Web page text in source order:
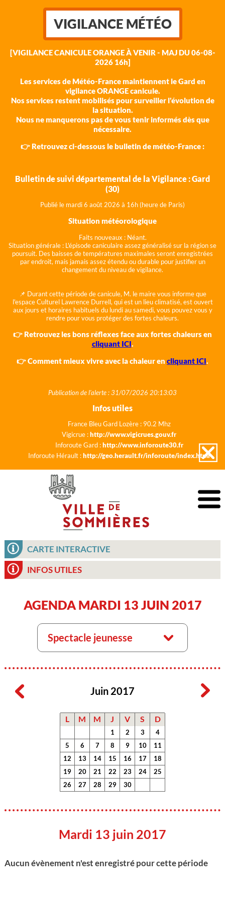
VIGILANCE MÉTÉO
[VIGILANCE CANICULE ORANGE À VENIR - MAJ DU 06-08-
2026 16h]
Les services de Météo-France maintiennent le Gard en
vigilance ORANGE canicule.
Nos services restent mobilisés pour surveiller l'évolution de
la situation.
Nous ne manquerons pas de vous tenir informés dès que
nécessaire.
👉 Retrouvez ci-dessous le bulletin de météo-France :
Bulletin de suivi départemental de la Vigilance : Gard
(30)
Publié le mardi 6 août 2026 à 16h (heure de Paris)
Situation météorologique
Faits nouveaux : Néant.
Situation générale : L'épisode caniculaire assez généralisé sur la région se
poursuit. Des baisses de températures maximales seront enregistrées
par endroit, mais jamais assez étendu ou durable pour justifier un
changement du niveau de vigilance.
📌 Durant cette période de canicule, M. le maire vous informe que
l'espace Culturel Lawrence Durrell, qui est un lieu climatisé, est ouvert
aux jours et horaires habituels du lundi au samedi, vous pouvez vous y
rendre pour vous protéger des fortes chaleurs.
👉 Retrouvez les bons réflexes face aux fortes chaleurs en
cliquant ICI.
👉 Comment mieux vivre avec la chaleur en cliquant ICI.
Publication de l'alerte : 31/07/2026 20:13:03
Infos utiles
France Bleu Gard Lozère : 90.2 Mhz
Vigicrue :http://www.vigicrues.gouv.fr
Inforoute Gard :http://www.inforoute30.fr
Inforoute Hérault :http://geo.herault.fr/inforoute/index.html
CARTE INTERACTIVE
INFOS UTILES
AGENDA MARDI 13 JUIN 2017
Spectacle jeunesse
Juin 2017
L M M J V S D
1 2 3
4
5
6 7 8 9 10
11
12
13 14 15 16 17
18
19
20 21 22 23 24
25
26
27 28 29 30
Mardi 13 juin 2017
Aucun évènement n'est enregistré pour cette période